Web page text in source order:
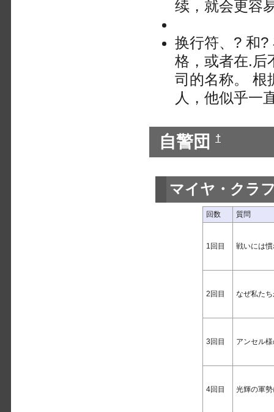
续，就会更容
换行符、? 和?
格，或者在.后
司的名称。 根
人，他似乎一
自警団 †
マイヤ・クラ
回数 質問
1回目 戦いには
2回目 なぜ私た
3回目 アンセル
4回目 光輝の軍